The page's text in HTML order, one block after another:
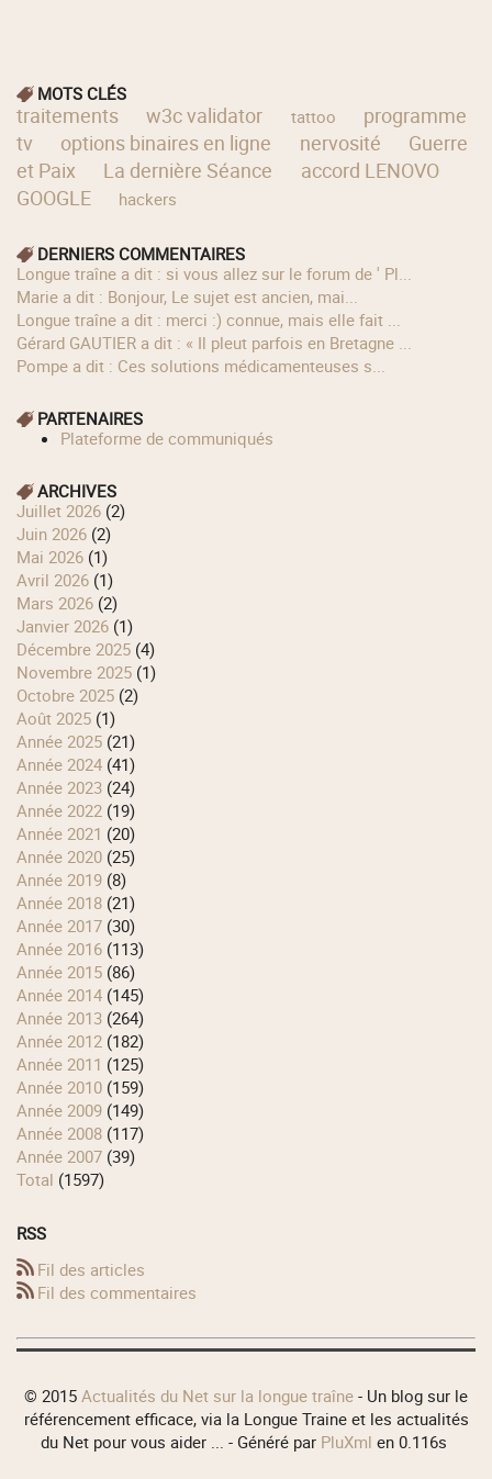
MOTS CLÉS
traitements w3c validator tattoo
programme
tv
options binaires en ligne nervosité
Guerre
et Paix
La dernière Séance
accord LENOVO
GOOGLE
hackers
DERNIERS COMMENTAIRES
longue traîne a dit : si vous allez sur le forum de ' Pl...
Marie a dit : Bonjour, Le sujet est ancien, mai...
longue traîne a dit : merci :) connue, mais elle fait ...
Gérard GAUTIER a dit : « Il pleut parfois en Bretagne ...
Pompe a dit : Ces solutions médicamenteuses s...
PARTENAIRES
Plateforme de communiqués
ARCHIVES
juillet 2026 (2)
juin 2026 (2)
mai 2026 (1)
avril 2026 (1)
mars 2026 (2)
janvier 2026 (1)
décembre 2025 (4)
novembre 2025 (1)
octobre 2025 (2)
août 2025 (1)
année 2025 (21)
année 2024 (41)
année 2023 (24)
année 2022 (19)
année 2021 (20)
année 2020 (25)
année 2019 (8)
année 2018 (21)
année 2017 (30)
année 2016 (113)
année 2015 (86)
année 2014 (145)
année 2013 (264)
année 2012 (182)
année 2011 (125)
année 2010 (159)
année 2009 (149)
année 2008 (117)
année 2007 (39)
total (1597)
RSS
Fil des articles
Fil des commentaires
© 2015 Actualités du Net sur la longue traîne - Un blog sur le
référencement efficace, via la Longue Traine et les actualités
du Net pour vous aider ... - Généré par PluXml en 0.116s